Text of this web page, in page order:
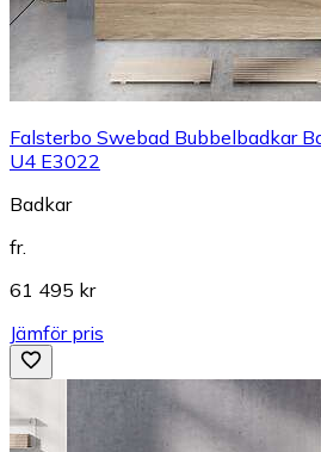
Falsterbo Swebad Bubbelbadkar
U4 E3022
Badkar
fr.
61 495 kr
Jämför pris